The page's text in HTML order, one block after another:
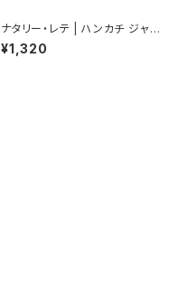
ナタリー・レテ | ハンカチ ジャン
グル | Handkerchief Jungle
¥1,320